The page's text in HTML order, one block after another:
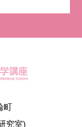
町
究室)